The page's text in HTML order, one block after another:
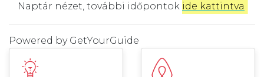
Naptár nézet, további időpontok ide kattintva
Powered by GetYourGuide